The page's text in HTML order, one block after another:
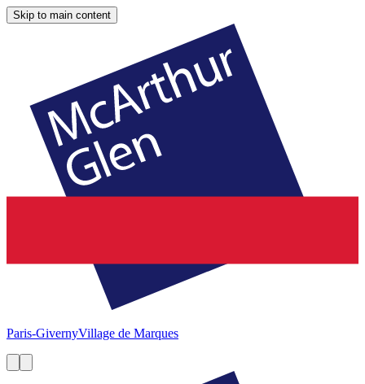
Skip to main content
Paris-GivernyVillage de Marques